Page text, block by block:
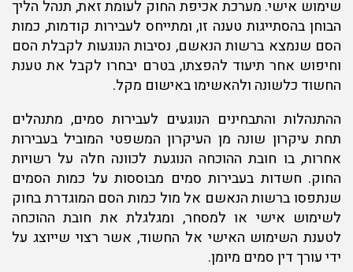
שימוש אישי. מערכת אכיפת החוק לעומת זאת, תנהל הליך
הבוחן בהסתייגות טענה זו, ומתייחס לעבירות קודמות, כמות
הסם שנמצא ברשות הנאשם, נסיבות הנוגעות לקבלת הסם
וחיפוש אחר תיעוד להפצתו, בטרם יבחרו לקבל את טענת
החשוד כלשונה ולהאשימו באישום מקל.
ההתנהלות והתבחינים הנוגעים לעבירות סמים, מתנהלים
תחת עיקרון שונה מן העיקרון המשפטי המוביל בעבירות
אחרות, בו חובת ההוכחה הנוגעת לכוונה חלה על רשויות
החוק. חשדות בעבירות סמים מבוססות על כמות הסמים
שנתפסו ברשות הנאשם אל מול כמות הסם המוגדרת בחוק
לשימוש אישי או למסחר, ומגלגלת את חובת ההוכחה
לטענת השימוש האישי אל החשוד, אשר רצוי שייוצג על
ידי עורך דין סמים מיומן.